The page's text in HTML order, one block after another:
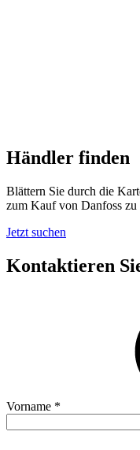
Händler finden
Blättern Sie durch die
zum Kauf von Danfoss zu
Jetzt suchen
Kontaktieren
Vorname *